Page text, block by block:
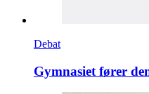
Debat
Gymnasiet fører